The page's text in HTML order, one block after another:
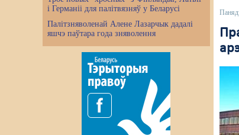
і Германіі для палітвязняў у Беларусі
Палітзняволенай Алене Лазарчык дадалі
яшчэ паўтара года зняволення